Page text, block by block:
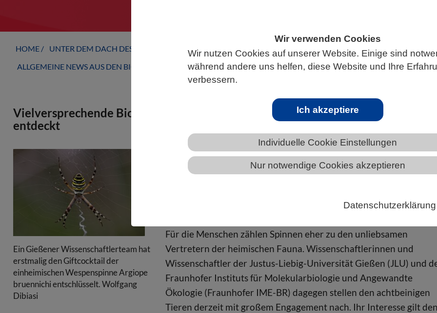
Wir verwenden Cookies
Wir nutzen Cookies auf unserer Website. Einige sind
während andere uns helfen, diese Website und Ihre
verbessern.
Ich akzeptiere
Individuelle Cookie Einstellungen
Nur notwendige Cookies akzeptieren
Datenschutzerklärung
HOME UNTER DEM DACH DES VBIO LANDESVERBÄNDE
HESSEN
ALLGEMEINE NEWS AUS DEN BIOWISSENSCHAFTEN
Vielversprechende Biomoleküle aus dem ungewöhnlichen Gift der Wespenspinne
entdeckt
Ein Gießener Wissenschaftlerteam hat
erstmalig den Giftcocktail der
einheimischen Wespenspinne Argiope
bruennichi entschlüsselt. Wolfgang
Dibiasi
Forschungsteam von Justus-Liebig-Universität Gießen und
Fraunhofer Institut für Molekularbiologie und Angewandte
unbekannte Toxingruppen in der Wespenspinne – Publikation in
Für die Menschen zählen Spinnen eher zu den unliebsamen
Vertretern der heimischen Fauna. Wissenschaftlerinnen und
Wissenschaftler der Justus-Liebig-Universität Gießen (JLU) und
Fraunhofer Instituts für Molekularbiologie und Angewandte
Ökologie (Fraunhofer IME-BR) dagegen stellen den achtbeinigen
Tieren derzeit mit großem Engagement nach. Ihr Interesse gilt den